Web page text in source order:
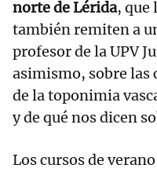
norte de Lérida, que
también remiten a
profesor de la UPV
asimismo, sobre
de la toponimia
y de qué nos dicen
Los cursos de